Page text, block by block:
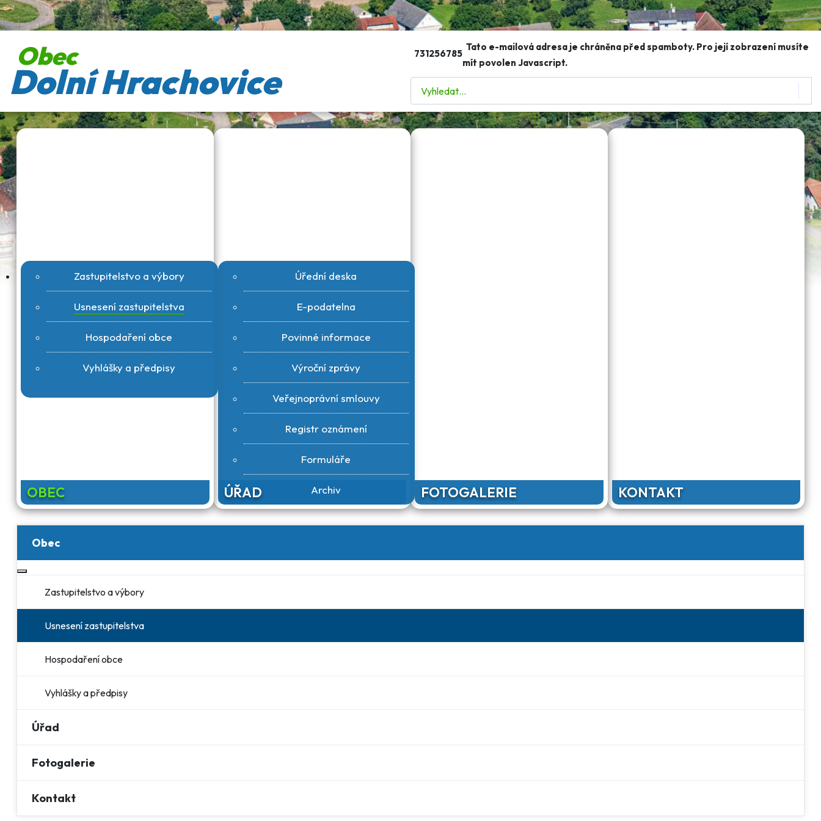
Obec
Dolní Hrachovice
731256785
Tato e-mailová adresa je chráněna před spamboty. Pro její zobrazení musíte
mít povolen Javascript.
OBEC
Zastupitelstvo a výbory
Usnesení zastupitelstva
Hospodaření obce
Vyhlášky a předpisy
ÚŘAD
Úřední deska
E-podatelna
Povinné informace
Výroční zprávy
Veřejnoprávní smlouvy
Registr oznámení
Formuláře
Archiv FOTOGALERIE KONTAKT
Obec
Zastupitelstvo a výbory
Usnesení zastupitelstva
Hospodaření obce
Vyhlášky a předpisy
Úřad
Fotogalerie
Kontakt